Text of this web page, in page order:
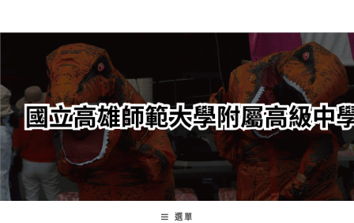
轉
要
內
容
選單